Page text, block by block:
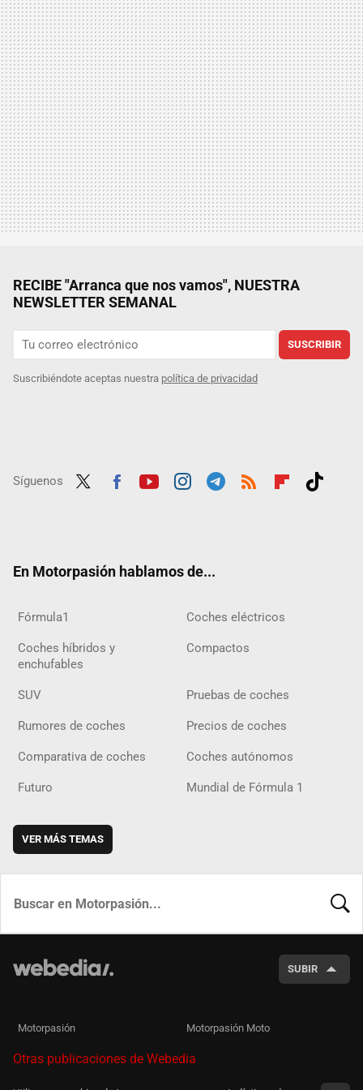
RECIBE "Arranca que nos vamos", NUESTRA
NEWSLETTER SEMANAL
SUSCRIBIR
Suscribiéndote aceptas nuestra política de privacidad
Síguenos
En Motorpasión hablamos de...
Fórmula1 Coches eléctricos
Coches híbridos y
enchufables
Compactos
SUV Pruebas de coches
Rumores de coches Precios de coches
Comparativa de coches Coches autónomos
Futuro Mundial de Fórmula 1
VER MÁS TEMAS
SUBIR
Motorpasión Motorpasión Moto
Otras publicaciones de Webedia